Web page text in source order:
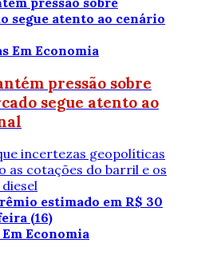
Em Economia
pressão sobre
segue atento ao
incertezas geopolíticas
as cotações do barril e os
Em Economia